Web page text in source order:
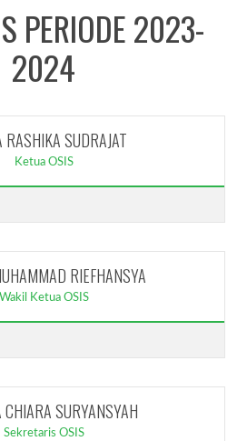
PERIODE 2023-
2024
RASHIKA SUDRAJAT
Ketua OSIS
RIEFHANSYA
Wakil Ketua OSIS
SURYANSYAH
Sekretaris OSIS